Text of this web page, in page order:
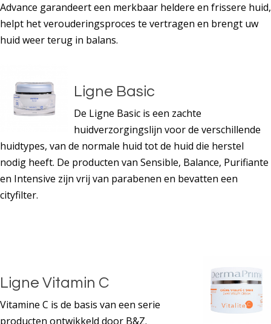
Advance garandeert een merkbaar heldere en frissere huid,
helpt het verouderingsproces te vertragen en brengt uw
huid weer terug in balans.
Ligne Basic
De Ligne Basic is een zachte
huidverzorgingslijn voor de verschillende
huidtypes, van de normale huid tot de huid die herstel
nodig heeft. De producten van Sensible, Balance, Purifiante
en Intensive zijn vrij van parabenen en bevatten een
cityfilter.
Ligne Vitamin C
Vitamine C is de basis van een serie
producten ontwikkeld door B&Z.